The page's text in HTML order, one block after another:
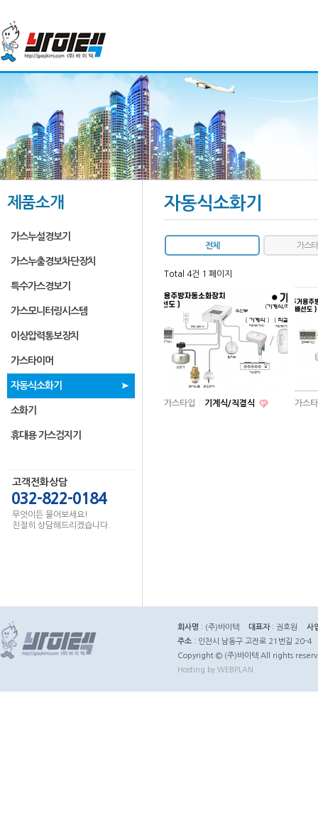
제품소개
가스누설경보기
가스누출경보차단장치
특수가스경보기
가스모니터링시스템
이상압력통보장치
가스타이머
자동식소화기
소화기
휴대용 가스검지기
고객전화상담
032-822-0184
무엇이든 물어보세요!
친절히 상담해드리겠습니다.
자동식소화기
전체 가스
Total 4건 1 페이지
가스타입 기계식/직결식 가스
회사명 : (주)바이텍 대표자: 권호원
사
주소 : 인천시 남동구 고잔로 21번길 20-4
Copyright © (주)바이텍 All rights
Hosting by WEBPLAN